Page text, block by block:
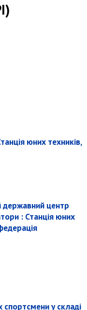
юних техників,
державний центр
: Станція юних
у складі